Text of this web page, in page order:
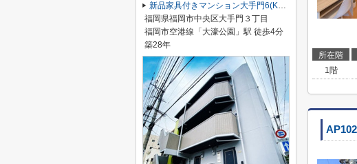
所在階
1階
新品家具付きマンション大手門6(KaGood福岡)
福岡県福岡市中央区大手門３丁目
福岡市空港線「大濠公園」駅 徒歩4分
築28年